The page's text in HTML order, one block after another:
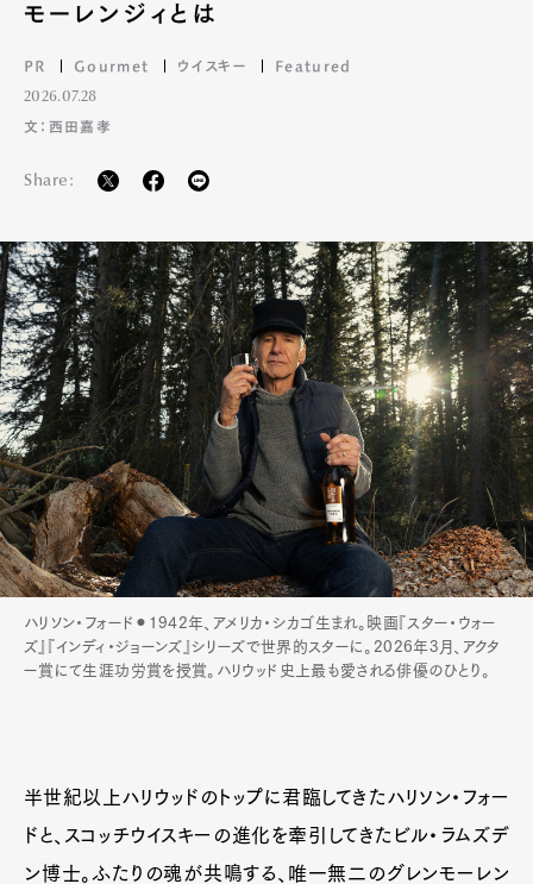
モーレンジィとは
PR Gourmet ウイスキー Featured
2026.07.28
文：西田嘉孝
Share:
ハリソン・フォード⚫︎1942年、アメリカ・シカゴ生まれ。映画『スター・ウォー
ズ』『インディ・ジョーンズ』シリーズで世界的スターに。2026年3月、アクタ
ー賞にて生涯功労賞を授賞。ハリウッド史上最も愛される俳優のひとり。
半世紀以上ハリウッドのトップに君臨してきたハリソン・フォー
ドと、スコッチウイスキーの進化を牽引してきたビル・ラムズデ
ン博士。ふたりの魂が共鳴する、唯一無二のグレンモーレン